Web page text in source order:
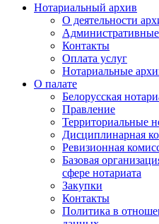
Нотариальный архив
О деятельности
Контакты
Оплата услуг
Нотариальные
О палате
Белорусская
Правление
Территориальные
Дисциплинарная
Ревизионная
Базовая
сфере нотариата
Закупки
Контакты
Политика в